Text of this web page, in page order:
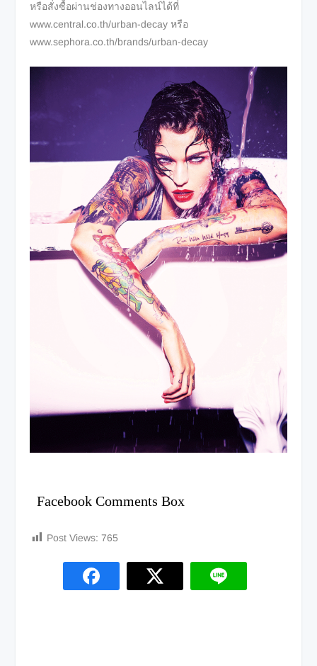
หรือสั่งซื้อผ่านช่องทางออนไลน์ได้ที่
www.central.co.th/urban-decay หรือ
www.sephora.co.th/brands/urban-decay
Facebook Comments Box
Post Views: 765